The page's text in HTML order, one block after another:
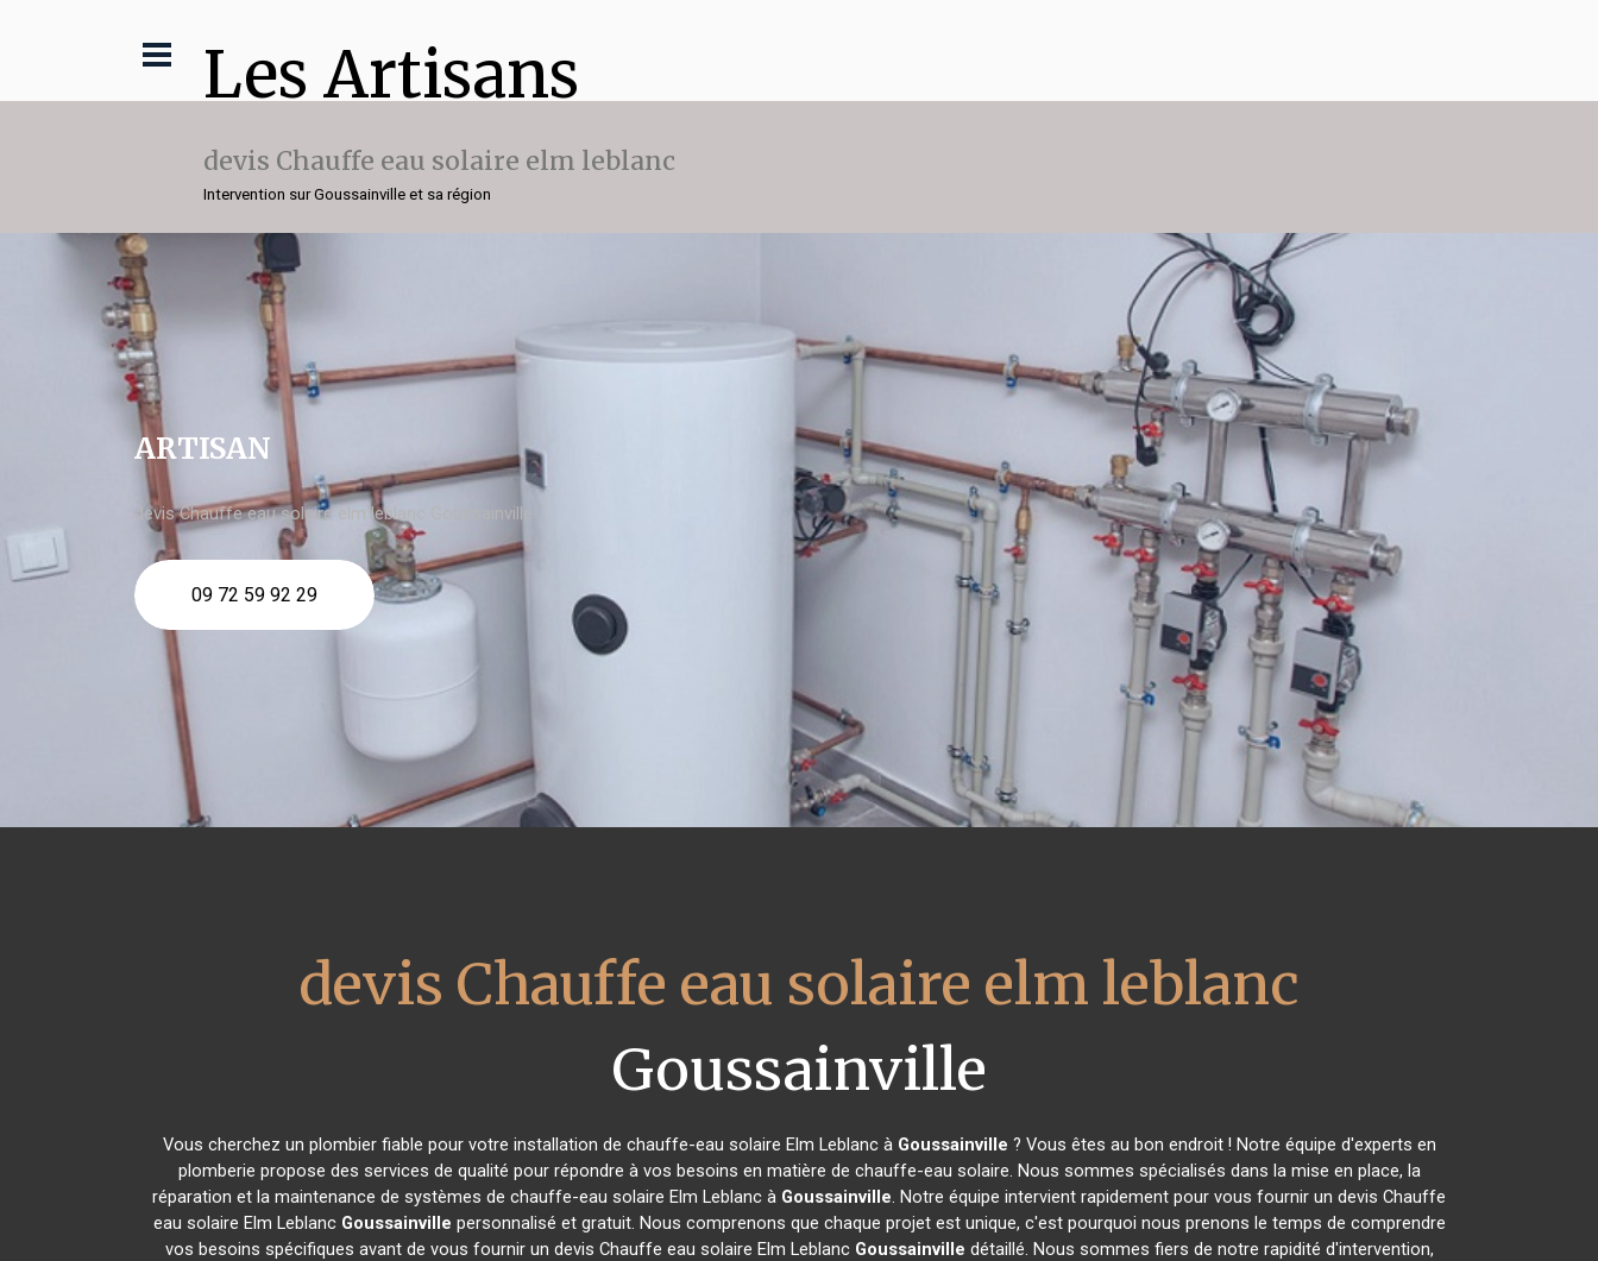
Les Artisans
devis Chauffe eau solaire elm leblanc
Intervention sur Goussainville et sa région
ARTISAN
devis Chauffe eau solaire elm leblanc Goussainville
09 72 59 92 29
devis Chauffe eau solaire elm leblanc
Goussainville
Vous cherchez un plombier fiable pour votre installation de chauffe-eau solaire Elm Leblanc à Goussainville ? Vous êtes au bon endroit ! Notre équipe d'experts en
plomberie propose des services de qualité pour répondre à vos besoins en matière de chauffe-eau solaire. Nous sommes spécialisés dans la mise en place, la
réparation et la maintenance de systèmes de chauffe-eau solaire Elm Leblanc à Goussainville. Notre équipe intervient rapidement pour vous fournir un devis Chauffe
eau solaire Elm Leblanc Goussainville personnalisé et gratuit. Nous comprenons que chaque projet est unique, c'est pourquoi nous prenons le temps de comprendre
vos besoins spécifiques avant de vous fournir un devis Chauffe eau solaire Elm Leblanc Goussainville détaillé. Nous sommes fiers de notre rapidité d'intervention,